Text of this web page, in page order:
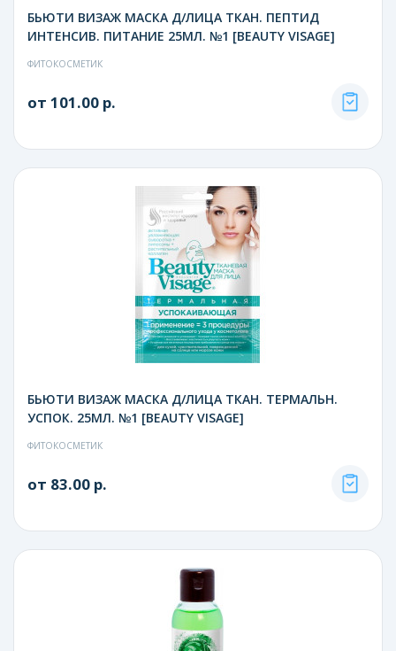
БЬЮТИ ВИЗАЖ МАСКА Д/ЛИЦА ТКАН. ПЕПТИД
ИНТЕНСИВ. ПИТАНИЕ 25МЛ. №1 [BEAUTY VISAGE]
ФИТОКОСМЕТИК
от 101.00 р.
БЬЮТИ ВИЗАЖ МАСКА Д/ЛИЦА ТКАН. ТЕРМАЛЬН.
УСПОК. 25МЛ. №1 [BEAUTY VISAGE]
ФИТОКОСМЕТИК
от 83.00 р.